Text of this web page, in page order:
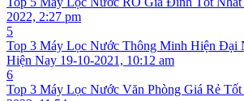
2022, 2:27 pm
5
Top 3 Máy Lọc Nước Thông Minh Hiện Đại
Hiện Nay 19-10-2021, 10:12 am
6
Top 3 Máy Lọc Nước Văn Phòng Giá Rẻ Tốt